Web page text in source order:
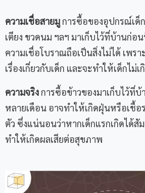
ความเชื่อสายมูการซื้อของอุปกรณ์เด็
เตียง ขวดนม ฯลฯ มาเก็บไว้ที่บ้านก่อ
ความเชื่อโบราณถือเป็นสิ่งไม่ได้ เพร
เรื่องเกี่ยวกับเด็ก และจะทำให้เด็กไม่เ
ความจริงการซื้อข้าวของมาเก็บไว้ที่บ้
หลายเดือน อาจทำให้เกิดฝุ่นหรือเชื้อ
ตัว ซึ่งแน่นอนว่าหากเด็กแรกเกิดได้สั
ทำให้เกิดผลเสียต่อสุขภาพ